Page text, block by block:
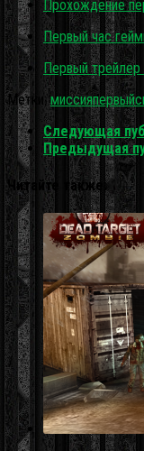
Прохождение
Первый час
Первый
Метки: миссияпервый
Следующая
Предыдущая
Читайте также: